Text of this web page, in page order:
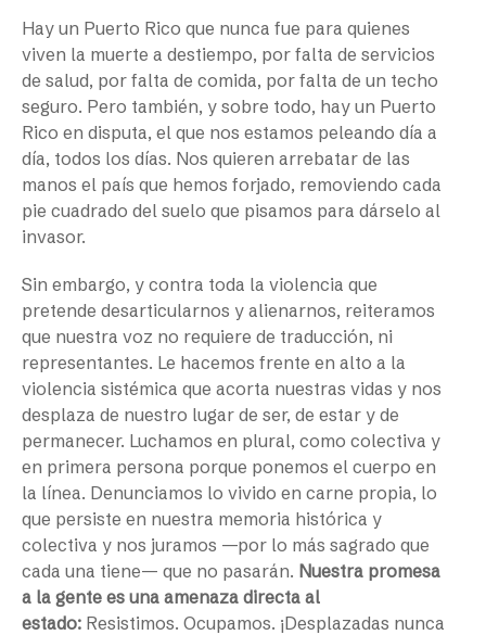
Hay un Puerto Rico que nunca fue para quienes
viven la muerte a destiempo, por falta de servicios
de salud, por falta de comida, por falta de un techo
seguro. Pero también, y sobre todo, hay un Puerto
Rico en disputa, el que nos estamos peleando día a
día, todos los días. Nos quieren arrebatar de las
manos el país que hemos forjado, removiendo cada
pie cuadrado del suelo que pisamos para dárselo al
invasor.
Sin embargo, y contra toda la violencia que
pretende desarticularnos y alienarnos, reiteramos
que nuestra voz no requiere de traducción, ni
representantes. Le hacemos frente en alto a la
violencia sistémica que acorta nuestras vidas y nos
desplaza de nuestro lugar de ser, de estar y de
permanecer. Luchamos en plural, como colectiva y
en primera persona porque ponemos el cuerpo en
la línea. Denunciamos lo vivido en carne propia, lo
que persiste en nuestra memoria histórica y
colectiva y nos juramos —por lo más sagrado que
cada una tiene— que no pasarán. Nuestra promesa
a la gente es una amenaza directa al
estado: Resistimos. Ocupamos. ¡Desplazadas nunca